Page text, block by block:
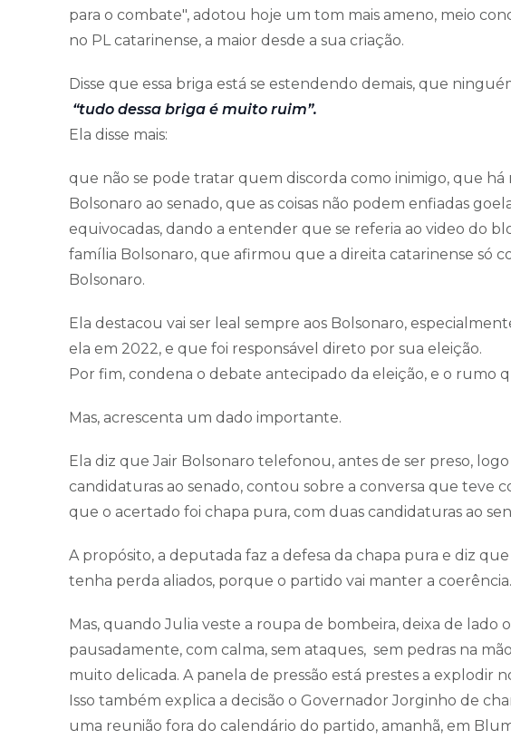
para o combate", adotou hoje um tom mais ameno, meio
no PL catarinense, a maior desde a sua criação.
Disse que essa briga está se estendendo demais, que
“tudo dessa briga é muito ruim”.
Ela disse mais:
que não se pode tratar quem discorda como inimigo, que há
Bolsonaro ao senado, que as coisas não podem enfiadas
equivocadas, dando a entender que se referia ao video do
família Bolsonaro, que afirmou que a direita catarinense só
Bolsonaro.
Ela destacou vai ser leal sempre aos Bolsonaro,
ela em 2022, e que foi responsável direto por sua eleição.
Por fim, condena o debate antecipado da eleição, e o rumo
Mas, acrescenta um dado importante.
Ela diz que Jair Bolsonaro telefonou, antes de ser preso,
candidaturas ao senado, contou sobre a conversa que teve
que o acertado foi chapa pura, com duas candidaturas ao
A propósito, a deputada faz a defesa da chapa pura e diz
tenha perda aliados, porque o partido vai manter a coerência.
Mas, quando Julia veste a roupa de bombeira, deixa de lado
pausadamente, com calma, sem ataques, sem pedras na
muito delicada. A panela de pressão está prestes a explodir
Isso também explica a decisão o Governador Jorginho de
uma reunião fora do calendário do partido, amanhã, em